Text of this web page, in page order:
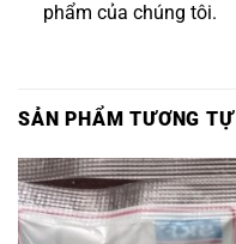
phẩm của chúng tôi.
SẢN PHẨM TƯƠNG TỰ